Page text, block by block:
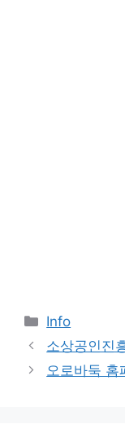
Categories
Info
소상공인진
오로바둑 홈